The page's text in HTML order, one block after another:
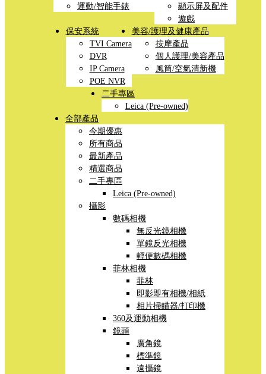
運動/智能手錶
顯示屏及配件
遊戲
保安系統
TVI Camera
DVR
IP Camera
POE NVR
美容/護理及健康產品
按摩產品
個人護理/美容產品
風筒/空氣清新機
二手專區
Leica (Pre-owned)
全部產品
今期優惠
所有商品
最新產品
精選商品
二手專區
Leica (Pre-owned)
攝影
數碼相機
無反光鏡相機
單鏡反光相機
輕便數碼相機
菲林相機
菲林
即影即有相機/相紙
相片掃瞄器/打印機
360及運動相機
鏡頭
廣角鏡
標準鏡
遠攝鏡